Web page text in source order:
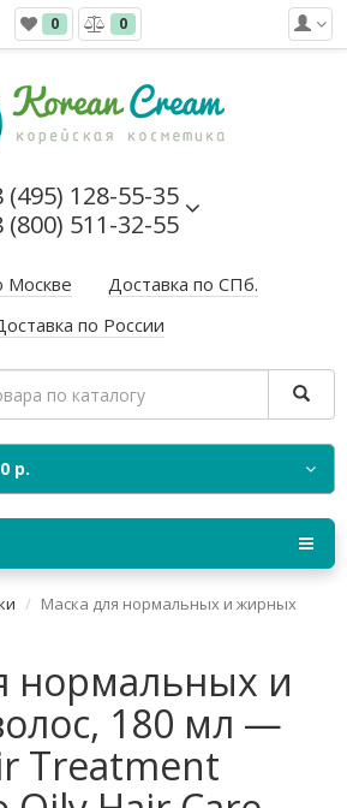
0 0
(495) 128-55-35
(800) 511-32-55
Москве
Доставка по СПб.
по России
0 р.
Маска для нормальных и жирных
нормальных и
180 мл —
Treatment